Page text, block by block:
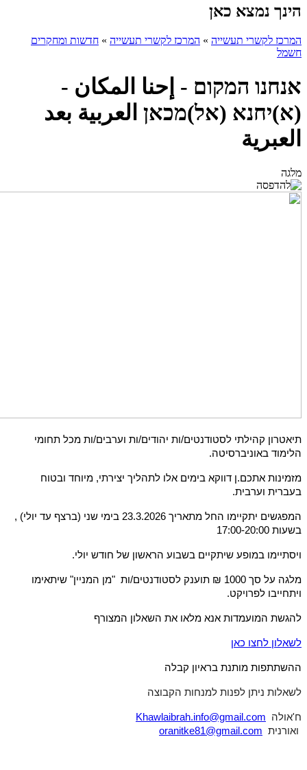
הינך נמצא כאן
המרכז לקשרי תעשייה » המרכז לקשרי תעשייה » חדשות ומחקרים
חשמל
אנחנו המקום - إحنا المكان -
(א)יחנא (אל)מכאן العربية بعد
العبرية
מלגה
תיאטרון קהילתי לסטודנטים/ות יהודים/ות וערבים/ות מכל תחומי
הלימוד באוניברסיטה.
מזמינות אתכם.ן דווקא בימים אלו לתהליך יצירתי, מיוחד ובטוח
בעברית וערבית.
המפגשים יתקיימו החל מתאריך 23.3.2026 בימי שני (ברצף עד יולי) ,
בשעות 17:00-20:00
ויסתיימו במופע שיתקיים בשבוע הראשון של חודש יולי.
מלגה על סך 1000 ₪ תוענק לסטודנטים/ות "מן המניין" שיתאימו
ויתחייבו לפרויקט.
להגשת המועמדות אנא מלאו את השאלון המצורף
לשאלון לחצו כאן
ההשתתפות מותנת בראיון קבלה
לשאלות ניתן לפנות למנחות הקבוצה
ח'אולה Khawlaibrah.info@gmail.com
ואורנית oranitke81@gmail.com